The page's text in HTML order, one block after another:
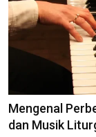
Mengenal
dan Musik